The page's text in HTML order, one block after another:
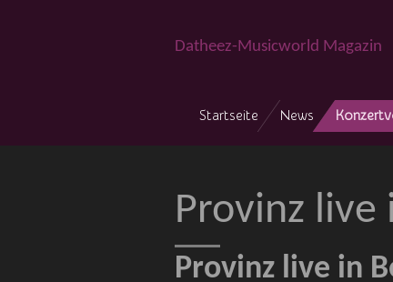
Datheez-Musicworld Magazin
Startseite News
Provinz
Provinz live in